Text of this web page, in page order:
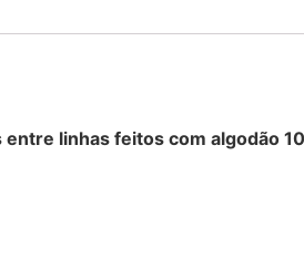
linhas feitos com algodão